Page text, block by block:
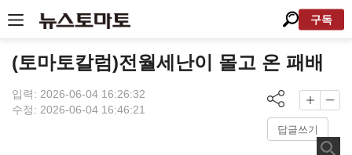
구독
(토마토칼럼)전월세난이 몰고 온 패배
입력: 2026-06-04 16:26:32
수정: 2026-06-04 16:46:21
답글쓰기